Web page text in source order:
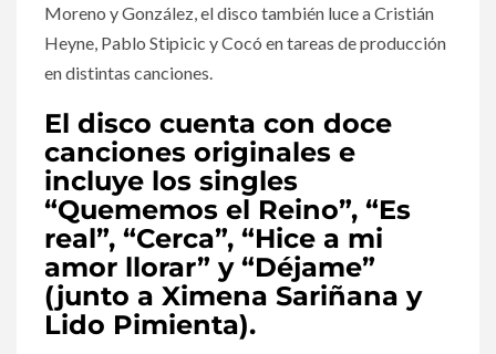
Moreno y González, el disco también luce a Cristián
Heyne, Pablo Stipicic y Cocó en tareas de producción
en distintas canciones.
El disco cuenta con doce
canciones originales e
incluye los singles
“Quememos el Reino”, “Es
real”, “Cerca”, “Hice a mi
amor llorar” y “Déjame”
(junto a Ximena Sariñana y
Lido Pimienta).